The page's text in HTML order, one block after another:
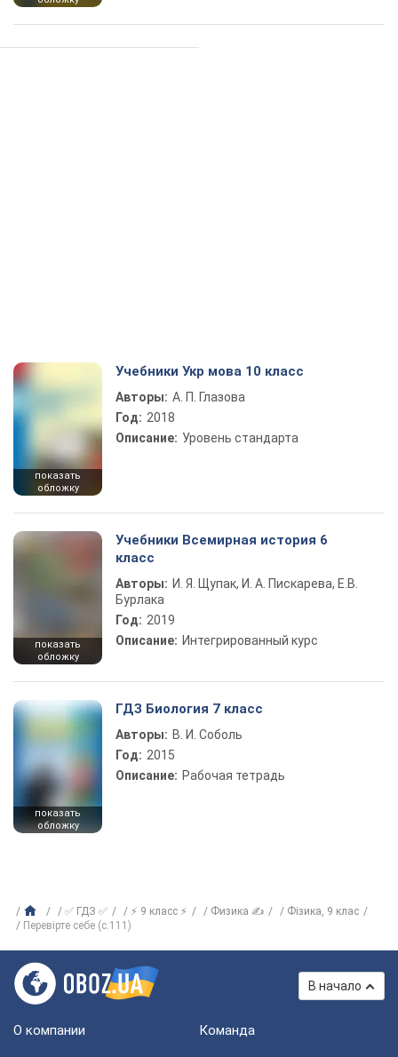
показать
обложку
Учебники Укр мова 10 класс
Авторы: А. П. Глазова
Год: 2018
Описание: Уровень стандарта
показать
обложку
Учебники Всемирная история 6
класс
Авторы: И. Я. Щупак, И. А. Пискарева, Е.В.
Бурлака
Год: 2019
Описание: Интегрированный курс
показать
обложку
ГДЗ Биология 7 класс
Авторы: В. И. Соболь
Год: 2015
Описание: Рабочая тетрадь
✅ ГДЗ ✅ ⚡ 9 класс ⚡ Физика ✍
Фізика, 9 клас
Перевірте себе (с.111)
В начало
О компании Команда